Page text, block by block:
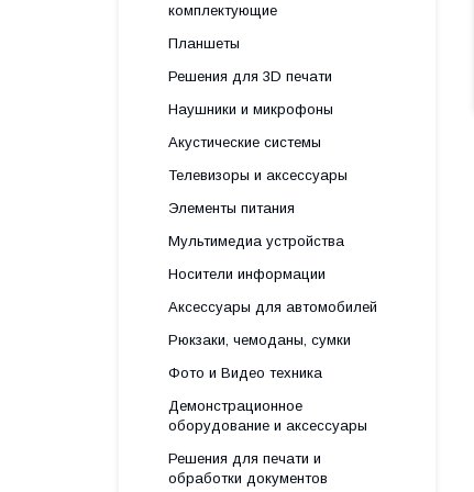
комплектующие
Планшеты
Решения для 3D печати
Наушники и микрофоны
Акустические системы
Телевизоры и аксессуары
Элементы питания
Мультимедиа устройства
Носители информации
Аксессуары для автомобилей
Рюкзаки, чемоданы, сумки
Фото и Видео техника
Демонстрационное
оборудование и аксессуары
Решения для печати и
обработки документов